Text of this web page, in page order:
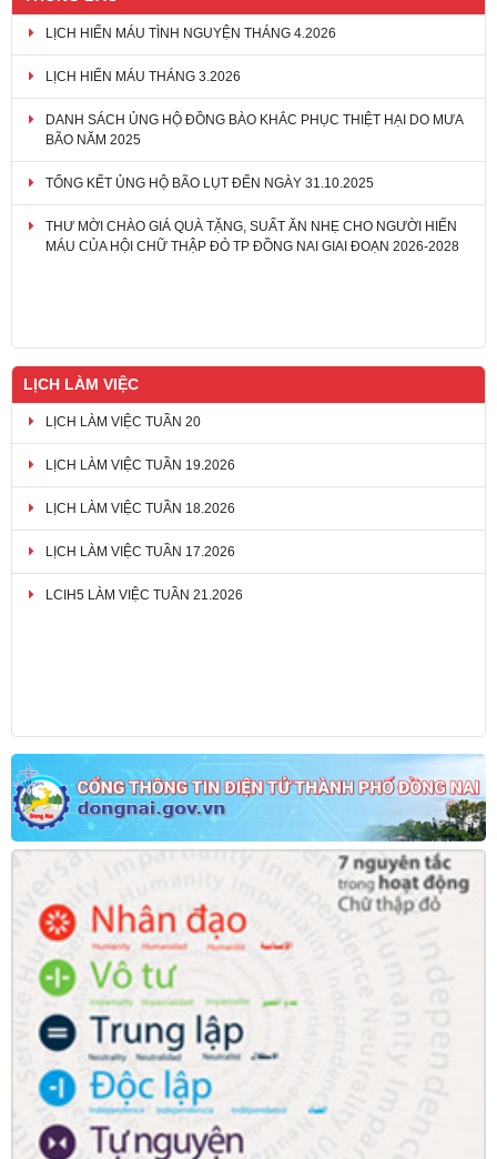
LỊCH HIẾN MÁU TÌNH NGUYỆN THÁNG 4.2026
LỊCH HIẾN MÁU THÁNG 3.2026
DANH SÁCH ỦNG HỘ ĐỒNG BÀO KHẮC PHỤC THIỆT HẠI DO MƯA
BÃO NĂM 2025
TỔNG KẾT ỦNG HỘ BÃO LỤT ĐẾN NGÀY 31.10.2025
THƯ MỜI CHÀO GIÁ QUÀ TẶNG, SUẤT ĂN NHẸ CHO NGƯỜI HIẾN
MÁU CỦA HỘI CHỮ THẬP ĐỎ TP ĐỒNG NAI GIAI ĐOẠN 2026-2028
LỊCH LÀM VIỆC
LỊCH LÀM VIỆC TUẦN 20
LỊCH LÀM VIỆC TUẦN 19.2026
LỊCH LÀM VIỆC TUẦN 18.2026
LỊCH LÀM VIỆC TUẦN 17.2026
LCIH5 LÀM VIỆC TUẦN 21.2026